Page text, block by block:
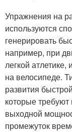
Упражнения на
используются
генерировать
например, при
легкой
на велосипеде.
развития
которые
выходной
промежуток